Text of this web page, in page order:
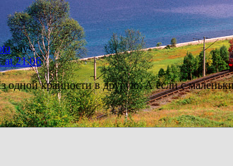
says:
at 21:06
одной крайности в другую. А если с